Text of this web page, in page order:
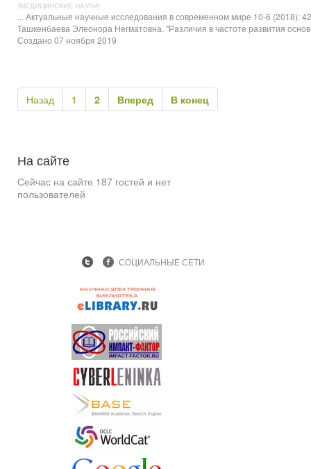
(МЕДИЦИНСКИЕ НАУКИ)
... Актуальные научные исследования в современном мире 10-6 (2018):
Ташкенбаева Элеонора Негматовна. "Различия в частоте развития
Создано 07 ноября 2019
Назад 1 2 Вперед В конец
На сайте
Сейчас на сайте 187 гостей и нет
пользователей
СОЦИАЛЬНЫЕ СЕТИ